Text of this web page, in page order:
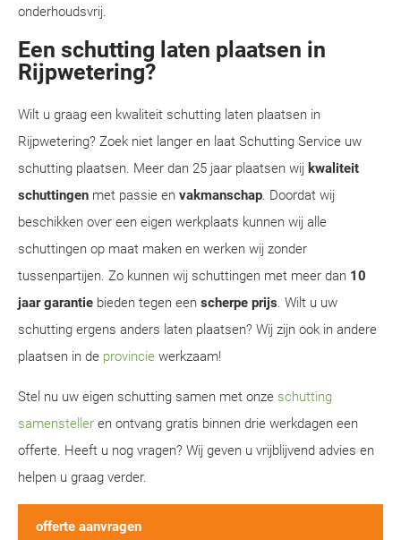
onderhoudsvrij.
Een schutting laten plaatsen in
Rijpwetering?
Wilt u graag een kwaliteit schutting laten plaatsen in
Rijpwetering? Zoek niet langer en laat Schutting Service uw
schutting plaatsen. Meer dan 25 jaar plaatsen wij kwaliteit
schuttingen met passie en vakmanschap. Doordat wij
beschikken over een eigen werkplaats kunnen wij alle
schuttingen op maat maken en werken wij zonder
tussenpartijen. Zo kunnen wij schuttingen met meer dan 10
jaar garantie bieden tegen een scherpe prijs. Wilt u uw
schutting ergens anders laten plaatsen? Wij zijn ook in andere
plaatsen in de provincie werkzaam!
Stel nu uw eigen schutting samen met onze schutting
samensteller en ontvang gratis binnen drie werkdagen een
offerte. Heeft u nog vragen? Wij geven u vrijblijvend advies en
helpen u graag verder.
offerte aanvragen